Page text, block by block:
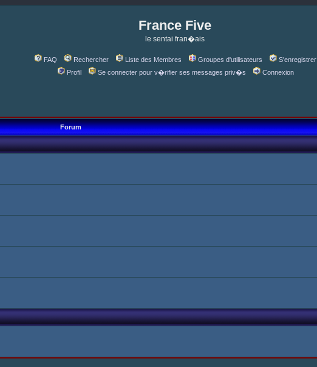
France Five
le sentai fran�ais
FAQ Rechercher Liste des Membres Groupes d'utilisateurs
S'enregistrer
Profil
Se connecter pour v�rifier ses messages priv�s Connexion
Forum